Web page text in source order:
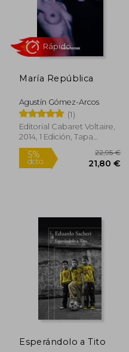
5%
dcto. 15,01 €
María República
Agustín Gómez-Arcos
(1)
Editorial Cabaret Voltaire,
2014, 1 Edición, Tapa
Blanda, Nuevo
Esperándolo a Tito